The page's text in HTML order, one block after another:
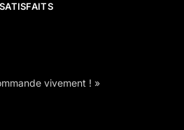
vivement ! »